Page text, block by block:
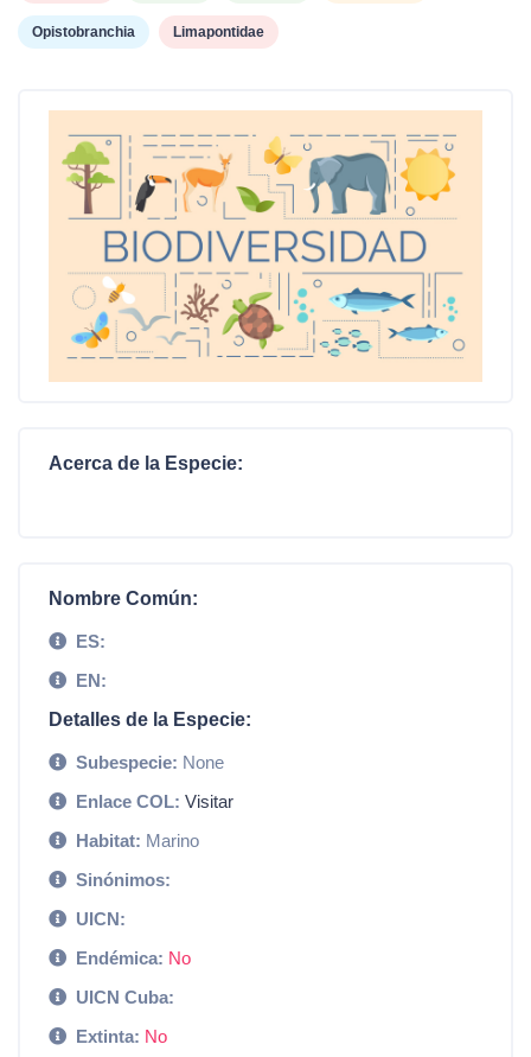
Opistobranchia Limapontidae
Acerca de la Especie:
Nombre Común:
ES:
EN:
Detalles de la Especie:
Subespecie: None
Enlace COL: Visitar
Habitat: Marino
Sinónimos:
UICN:
Endémica: No
UICN Cuba:
Extinta: No